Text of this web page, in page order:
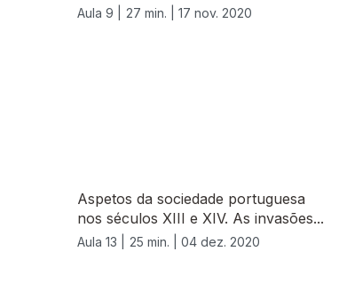
Aula 9 | 27 min. | 17 nov. 2020
Aspetos da sociedade portuguesa
nos séculos XIII e XIV. As invasões...
Aula 13 | 25 min. | 04 dez. 2020